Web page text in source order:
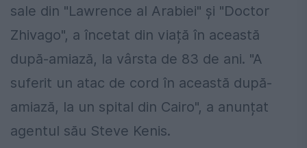
sale din "Lawrence al Arabiei" și "Doctor
Zhivago", a încetat din viață în această
după-amiază, la vârsta de 83 de ani. "A
suferit un atac de cord în această după-
amiază, la un spital din Cairo", a anunțat
agentul său Steve Kenis.